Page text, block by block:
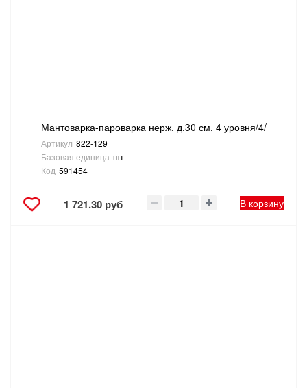
Мантоварка-пароварка нерж. д.30 см, 4 уровня/4/
Артикул 822-129
Базовая единица шт
Код 591454
1 721.30 руб В корзину